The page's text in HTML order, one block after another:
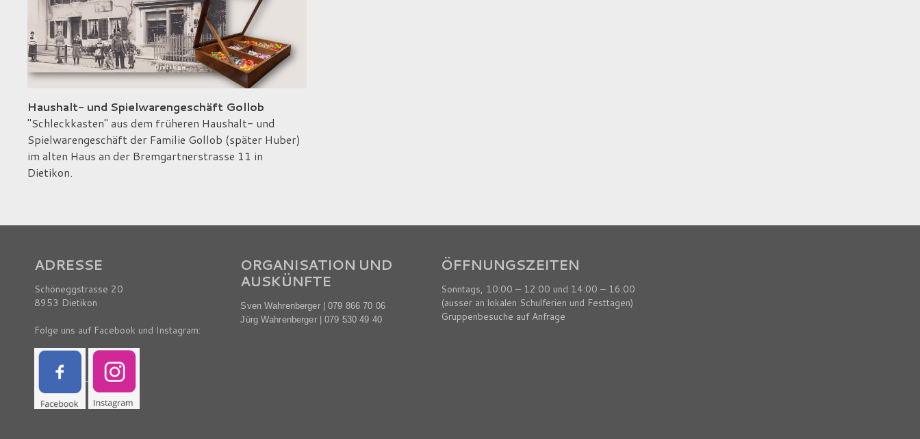
Haushalt- und Spielwarengeschäft Gollob
"Schleckkasten" aus dem früheren Haushalt- und
Spielwarengeschäft der Familie Gollob (später Huber)
im alten Haus an der Bremgartnerstrasse 11 in
Dietikon.
ADRESSE
Schöneggstrasse 20
8953 Dietikon
Folge uns auf Facebook und Instagram:
ORGANISATION UND
AUSKÜNFTE
Sven Wahrenberger | 079 866 70 06
Jürg Wahrenberger | 079 530 49 40
ÖFFNUNGSZEITEN
Sonntags, 10:00 – 12:00 und 14:00 – 16:00
(ausser an lokalen Schulferien und Festtagen)
Gruppenbesuche auf Anfrage